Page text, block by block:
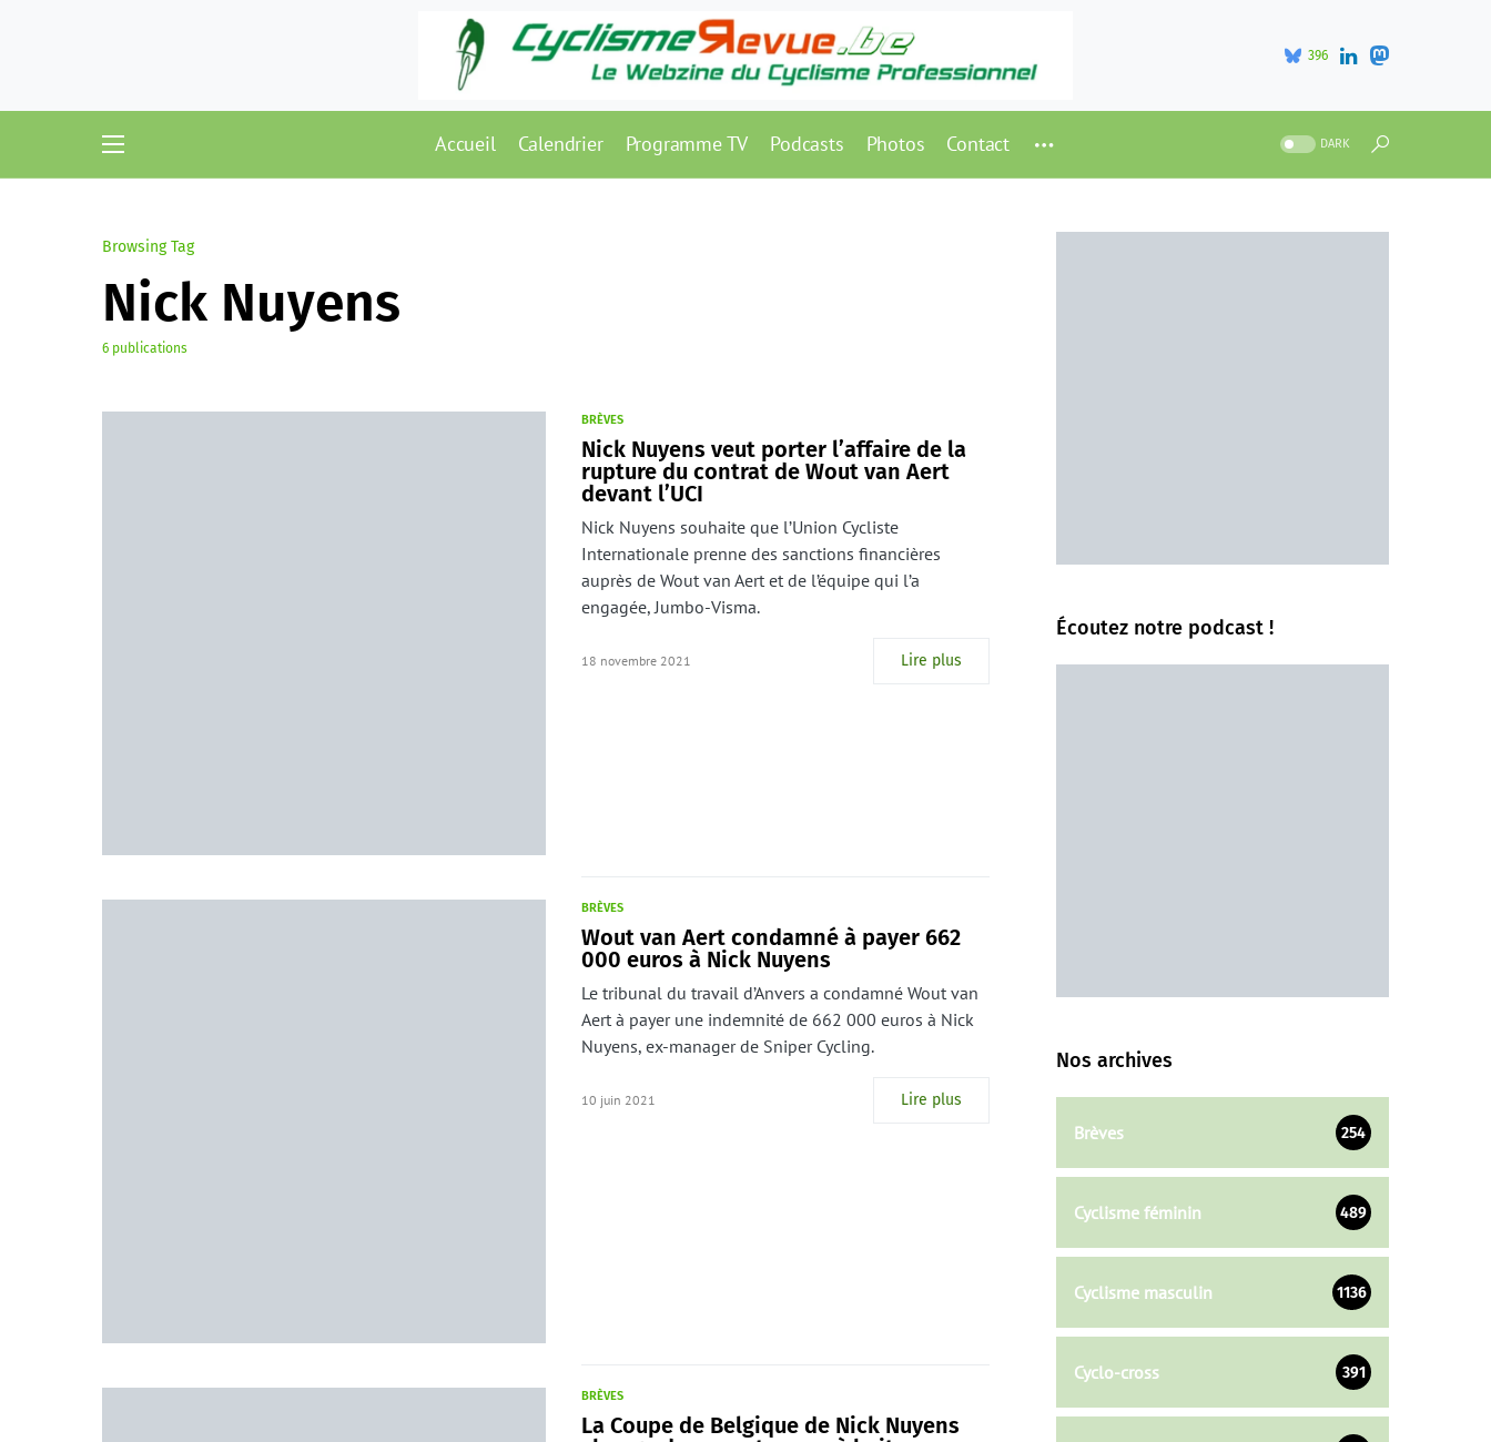
396
Accueil Calendrier Programme TV Podcasts Photos Contact DARK
Browsing Tag
Nick Nuyens
6 publications
BRÈVES
Nick Nuyens veut porter l’affaire de la
rupture du contrat de Wout van Aert
devant l’UCI
Nick Nuyens souhaite que l’Union Cycliste
Internationale prenne des sanctions financières
auprès de Wout van Aert et de l’équipe qui l’a
engagée, Jumbo-Visma.
18 novembre 2021 Lire plus
BRÈVES
Wout van Aert condamné à payer 662
000 euros à Nick Nuyens
Le tribunal du travail d’Anvers a condamné Wout van
Aert à payer une indemnité de 662 000 euros à Nick
Nuyens, ex-manager de Sniper Cycling.
10 juin 2021 Lire plus
BRÈVES
La Coupe de Belgique de Nick Nuyens
Écoutez notre podcast !
Nos archives
Brèves 254
Cyclisme féminin 489
Cyclisme masculin 1136
Cyclo-cross 391